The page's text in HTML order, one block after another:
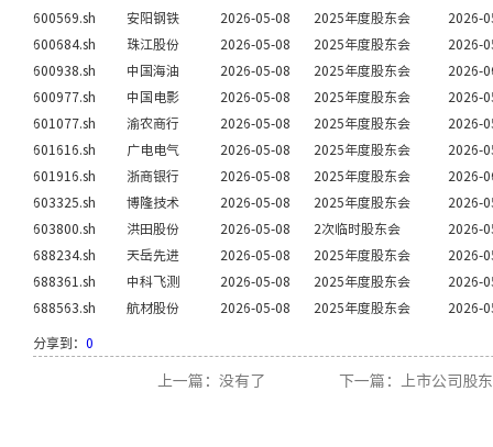
600569.sh
安阳钢铁 2026-05-08 2025年度股东会
2026-
600684.sh
珠江股份 2026-05-08 2025年度股东会
2026-
600938.sh
中国海油 2026-05-08 2025年度股东会
2026-
600977.sh
中国电影 2026-05-08 2025年度股东会
2026-
601077.sh
渝农商行 2026-05-08 2025年度股东会
2026-
601616.sh
广电电气 2026-05-08 2025年度股东会
2026-
601916.sh
浙商银行 2026-05-08 2025年度股东会
2026-
603325.sh
博隆技术 2026-05-08 2025年度股东会
2026-
603800.sh
洪田股份 2026-05-08 2次临时股东会
2026-
688234.sh
天岳先进 2026-05-08 2025年度股东会
2026-
688361.sh
中科飞测 2026-05-08 2025年度股东会
2026-
688563.sh
航材股份 2026-05-08 2025年度股东会 2026-
分享到： 0
上一篇：没有了 下一篇：上市公司股